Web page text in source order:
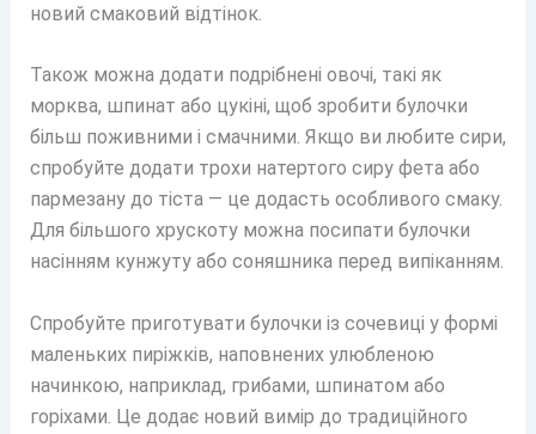
новий смаковий відтінок.
Також можна додати подрібнені овочі, такі як
морква, шпинат або цукіні, щоб зробити булочки
більш поживними і смачними. Якщо ви любите сири,
спробуйте додати трохи натертого сиру фета або
пармезану до тіста — це додасть особливого смаку.
Для більшого хрускоту можна посипати булочки
насінням кунжуту або соняшника перед випіканням.
Спробуйте приготувати булочки із сочевиці у формі
маленьких пиріжків, наповнених улюбленою
начинкою, наприклад, грибами, шпинатом або
горіхами. Це додає новий вимір до традиційного